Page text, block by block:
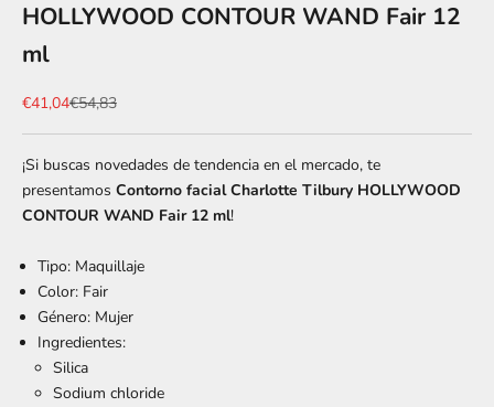
HOLLYWOOD CONTOUR WAND Fair 12
ml
Precio de oferta
€41,04Precio normal
€54,83
¡Si buscas novedades de tendencia en el mercado, te
presentamos Contorno facial Charlotte Tilbury HOLLYWOOD
CONTOUR WAND Fair 12 ml!
Tipo: Maquillaje
Color: Fair
Género: Mujer
Ingredientes:
Silica
Sodium chloride